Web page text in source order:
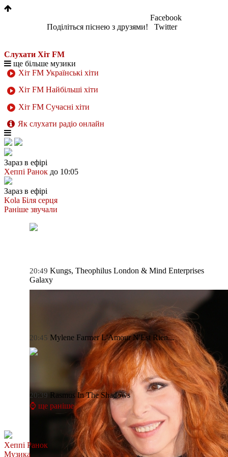
Поділіться піснею з друзями!
Facebook
Twitter
Слухати Хіт FM
ще більше музики
Хіт FM Українські хіти
Хіт FM Найбільші хіти
Хіт FM Сучасні хіти
Як слухати радіо онлайн
Зараз в ефірі
Хеппі Ранок до 10:05
Зараз в ефірі
Kola Біля серця
Раніше звучали
20:49 Kungs, Theophilus London & Mind Enterprises
Galaxy
20:45 Mylene Farmer L'Amour N'Est Rien...
20:39 Rasmus In The Shadows
⌚ ще раніше
Хеппі Ранок
Музика